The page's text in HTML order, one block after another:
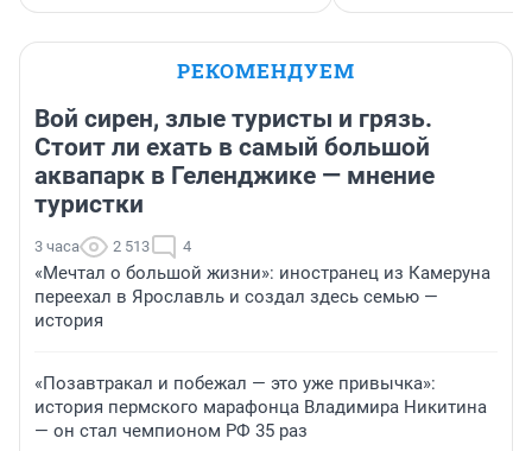
РЕКОМЕНДУЕМ
Вой сирен, злые туристы и грязь.
Стоит ли ехать в самый большой
аквапарк в Геленджике — мнение
туристки
3 часа 2 513 4
«Мечтал о большой жизни»: иностранец из Камеруна
переехал в Ярославль и создал здесь семью —
история
«Позавтракал и побежал — это уже привычка»:
история пермского марафонца Владимира Никитина
— он стал чемпионом РФ 35 раз